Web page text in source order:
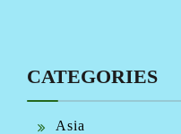
CATEGORIES
Asia